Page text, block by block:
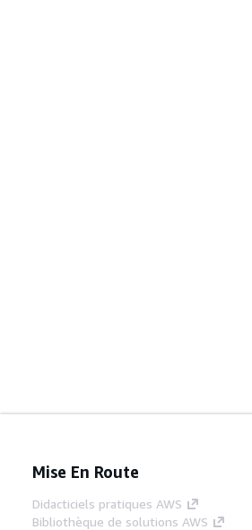
Mise En Route
Didacticiels pratiques AWS
Bibliothèque de solutions AWS